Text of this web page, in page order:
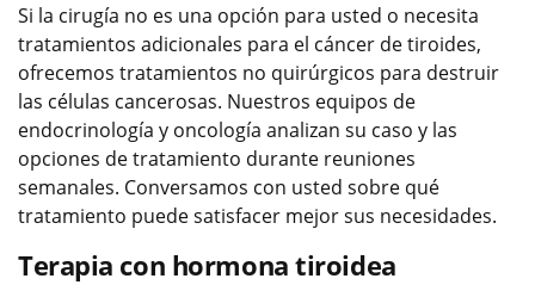
Si la cirugía no es una opción para usted o necesita
tratamientos adicionales para el cáncer de tiroides,
ofrecemos tratamientos no quirúrgicos para destruir
las células cancerosas. Nuestros equipos de
endocrinología y oncología analizan su caso y las
opciones de tratamiento durante reuniones
semanales. Conversamos con usted sobre qué
tratamiento puede satisfacer mejor sus necesidades.
Terapia con hormona tiroidea